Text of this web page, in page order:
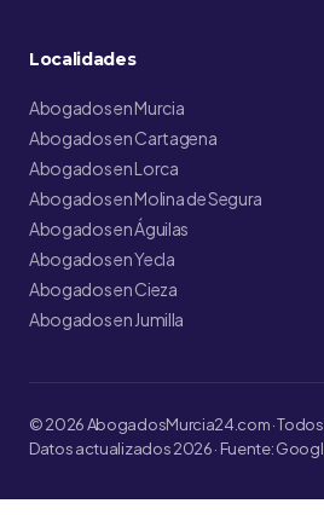
Localidades
Abogados en Murcia
Abogados en Cartagena
Abogados en Lorca
Abogados en Molina de Segura
Abogados en Águilas
Abogados en Yecla
Abogados en Cieza
Abogados en Jumilla
© 2026 AbogadosMurcia24.com ·
Datos actualizados 2026 · Fuente: